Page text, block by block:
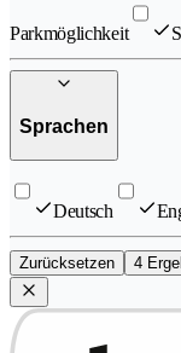
Parkmöglichkeit
Sprachen
Deutsch
Zurücksetzen 4